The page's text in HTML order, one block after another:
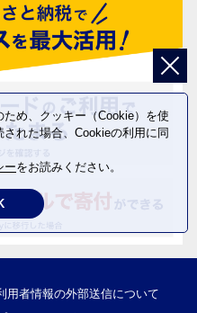
用者情報の外部送信について
め、クッキー（Cookie）を使
れた場合、Cookieの利用に同
ーをお読みください。